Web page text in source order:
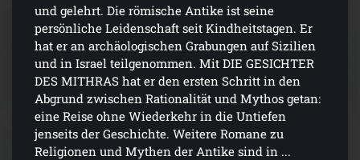
und gelehrt. Die römische Antike ist seine
persönliche Leidenschaft seit Kindheitstagen. Er
hat er an archäologischen Grabungen auf Sizilien
und in Israel teilgenommen. Mit DIE GESICHTER
DES MITHRAS hat er den ersten Schritt in den
Abgrund zwischen Rationalität und Mythos getan:
eine Reise ohne Wiederkehr in die Untiefen
jenseits der Geschichte. Weitere Romane zu
Religionen und Mythen der Antike sind in ...